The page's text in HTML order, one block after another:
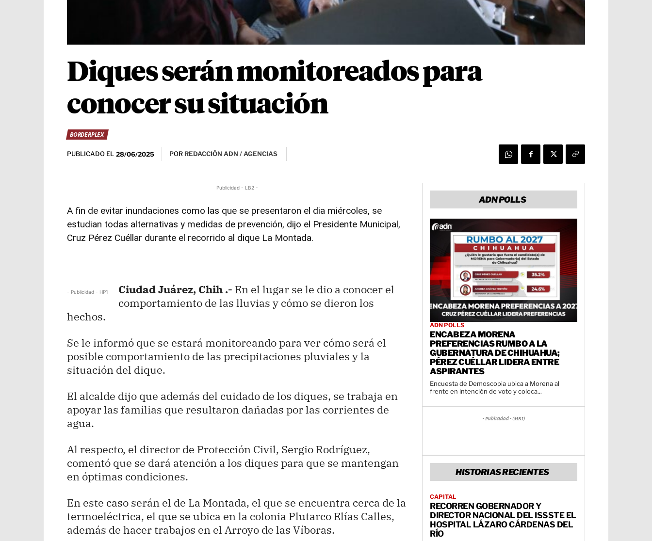
Diques serán monitoreados para
conocer su situación
BORDERPLEX
PUBLICADO EL 28/06/2025 POR REDACCIÓN ADN / AGENCIAS
Publicidad - LB2 -
A fin de evitar inundaciones como las que se presentaron el dia miércoles, se
estudian todas alternativas y medidas de prevención, dijo el Presidente Municipal,
Cruz Pérez Cuéllar durante el recorrido al dique La Montada.
- Publicidad - HP1 Ciudad Juárez, Chih .- En el lugar se le dio a conocer el
comportamiento de las lluvias y cómo se dieron los
hechos.
Se le informó que se estará monitoreando para ver cómo será el
posible comportamiento de las precipitaciones pluviales y la
situación del dique.
El alcalde dijo que además del cuidado de los diques, se trabaja en
apoyar las familias que resultaron dañadas por las corrientes de
agua.
Al respecto, el director de Protección Civil, Sergio Rodríguez,
comentó que se dará atención a los diques para que se mantengan
en óptimas condiciones.
En este caso serán el de La Montada, el que se encuentra cerca de la
termoeléctrica, el que se ubica en la colonia Plutarco Elías Calles,
además de hacer trabajos en el Arroyo de las Víboras.
ADN POLLS
ADN POLLS
ENCABEZA MORENA
PREFERENCIAS RUMBO A LA
GUBERNATURA DE CHIHUAHUA;
PÉREZ CUÉLLAR LIDERA ENTRE
ASPIRANTES
Encuesta de Demoscopia ubica a Morena al
frente en intención de voto y coloca...
- Publicidad - (MR1)
HISTORIAS RECIENTES
CAPITAL
RECORREN GOBERNADOR Y
DIRECTOR NACIONAL DEL ISSSTE EL
HOSPITAL LÁZARO CÁRDENAS DEL
RÍO